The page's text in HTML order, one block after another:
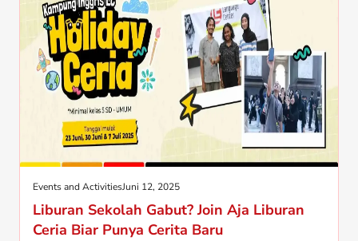
Events and ActivitiesJuni 12, 2025
Liburan Sekolah Gabut? Join Aja Liburan
Ceria Biar Punya Cerita Baru